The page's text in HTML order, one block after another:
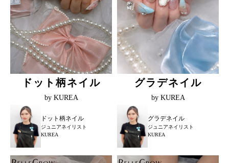
ドット柄ネイル
by KUREA
ドット柄ネイル
ジュニアネイリスト
KUREA
グラデネイル
by KUREA
グラデネイル
ジュニアネイリスト
KUREA